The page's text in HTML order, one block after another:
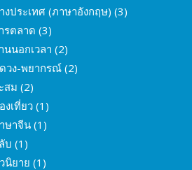
งประเทศ (ภาษาอังกฤษ) (3)
รตลาด (3)
นอกเวลา (2)
วง-พยากรณ์ (2)
สม (2)
งเที่ยว (1)
ษาจีน (1)
บ (1)
นิยาย (1)